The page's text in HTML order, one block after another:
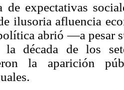
de expectativas
ilusoria afluencia
abrió —a pesar
la década de los
la aparición